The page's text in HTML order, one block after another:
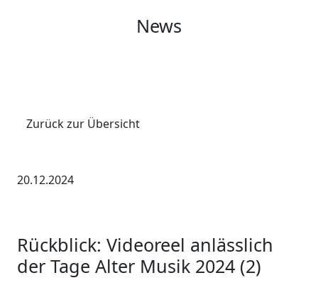
News
Zurück zur Übersicht
20.12.2024
Rückblick: Videoreel anlässlich
der Tage Alter Musik 2024 (2)